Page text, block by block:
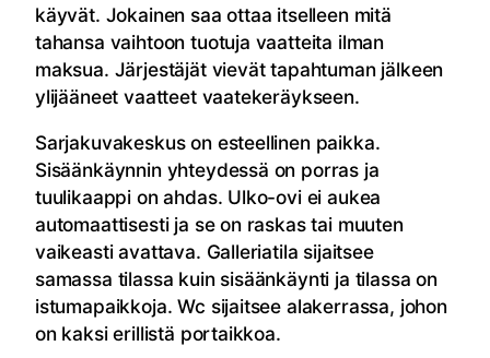
käyvät. Jokainen saa ottaa itselleen mitä
tahansa vaihtoon tuotuja vaatteita ilman
maksua. Järjestäjät vievät tapahtuman jälkeen
ylijääneet vaatteet vaatekeräykseen.
Sarjakuvakeskus on esteellinen paikka.
Sisäänkäynnin yhteydessä on porras ja
tuulikaappi on ahdas. Ulko-ovi ei aukea
automaattisesti ja se on raskas tai muuten
vaikeasti avattava. Galleriatila sijaitsee
samassa tilassa kuin sisäänkäynti ja tilassa on
istumapaikkoja. Wc sijaitsee alakerrassa, johon
on kaksi erillistä portaikkoa.